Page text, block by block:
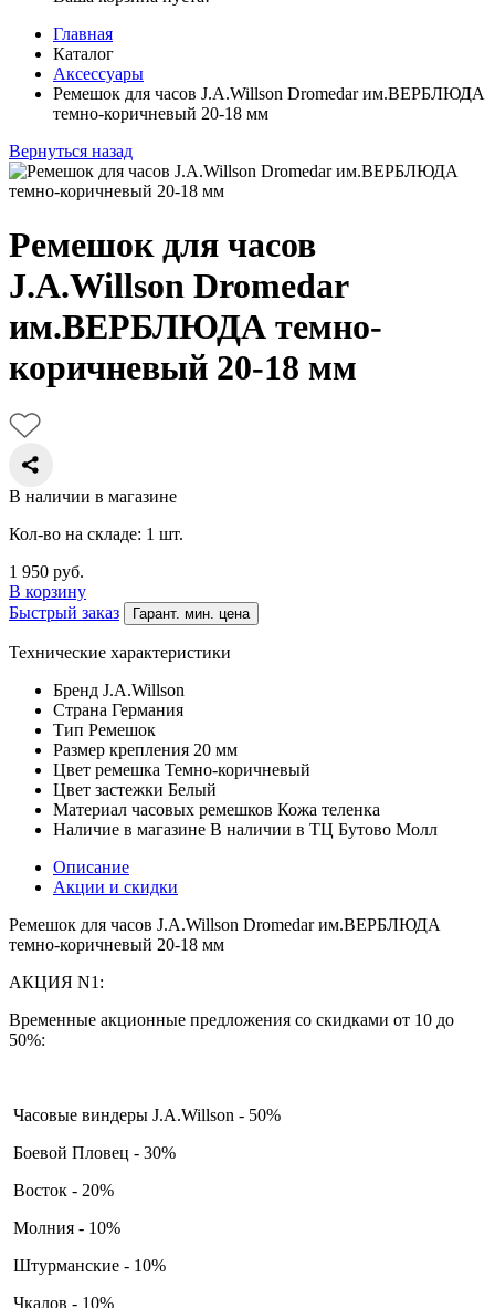
Главная
Каталог
Аксессуары
Ремешок для часов J.A.Willson Dromedar им.ВЕРБЛЮДА
темно-коричневый 20-18 мм
Вернуться назад
Ремешок для часов
J.A.Willson Dromedar
им.ВЕРБЛЮДА темно-
коричневый 20-18 мм
В наличии в магазине
Кол-во на складе: 1 шт.
1 950 руб.
В корзину
Быстрый заказ
Гарант. мин. цена
Технические характеристики
Бренд J.A.Willson
Страна Германия
Тип Ремешок
Размер крепления 20 мм
Цвет ремешка Темно-коричневый
Цвет застежки Белый
Материал часовых ремешков Кожа теленка
Наличие в магазине В наличии в ТЦ Бутово Молл
Описание
Акции и скидки
Ремешок для часов J.A.Willson Dromedar им.ВЕРБЛЮДА
темно-коричневый 20-18 мм
АКЦИЯ N1:
Временные акционные предложения со скидками от 10 до
50%:
Часовые виндеры J.A.Willson - 50%
Боевой Пловец - 30%
Восток - 20%
Молния - 10%
Штурманские - 10%
Чкалов - 10%